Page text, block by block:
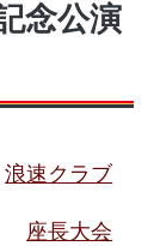
念公演
浪速クラブ
座長大会